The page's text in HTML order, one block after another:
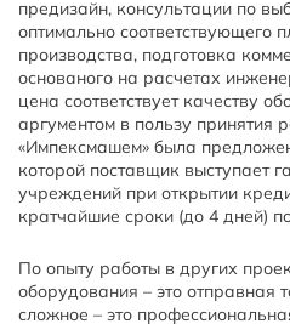
предизайн, консультации по
оптимально соответствующего
производства, подготовка
основаного на расчетах
цена соответствует качеству
аргументом в пользу принятия
«Импексмашем» была
которой поставщик выступает
учреждений при открытии
кратчайшие сроки (до 4 дней)
По опыту работы в других
оборудования – это отправная
сложное – это